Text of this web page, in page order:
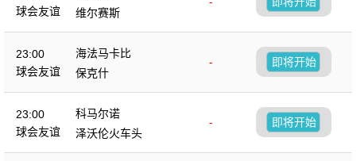
球会友谊
维尔赛斯
23:00
球会友谊
海法马卡比
-
保克什
即将开始
23:00
球会友谊
科马尔诺
-
泽沃伦火车头
即将开始